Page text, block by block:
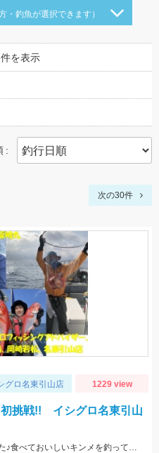
・釣魚が選択できます）
件を表示
次の30件
グロ名東引山店 1229 view
初挑戦!! イシグロ名東引山
ライト中深海に初めて挑戦してきました♪食べておいしいキンメを釣ってみてはいかがでしょうか？ 水深300～400ｍで仕掛けは5～8本針のライト中深海用胴突き仕掛けに250号のオモリを使用しました